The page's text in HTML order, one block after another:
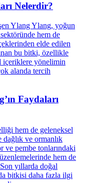
Nelerdir?
Faydaları